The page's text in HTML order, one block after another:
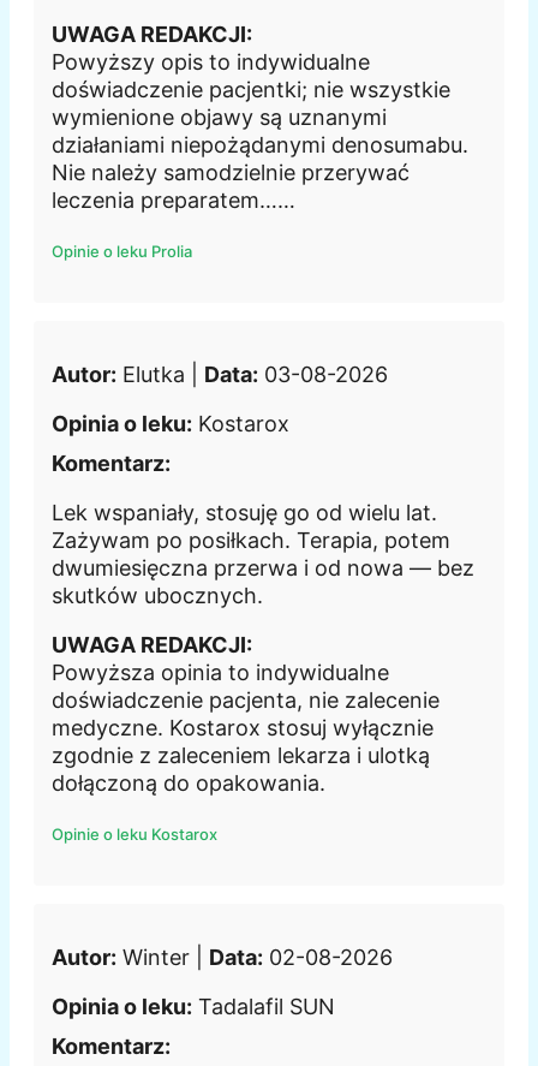
UWAGA REDAKCJI:
Powyższy opis to indywidualne
doświadczenie pacjentki; nie wszystkie
wymienione objawy są uznanymi
działaniami niepożądanymi denosumabu.
Nie należy samodzielnie przerywać
leczenia preparatem……
Opinie o leku Prolia
Autor: Elutka | Data: 03-08-2026
Opinia o leku: Kostarox
Komentarz:
Lek wspaniały, stosuję go od wielu lat.
Zażywam po posiłkach. Terapia, potem
dwumiesięczna przerwa i od nowa — bez
skutków ubocznych.
UWAGA REDAKCJI:
Powyższa opinia to indywidualne
doświadczenie pacjenta, nie zalecenie
medyczne. Kostarox stosuj wyłącznie
zgodnie z zaleceniem lekarza i ulotką
dołączoną do opakowania.
Opinie o leku Kostarox
Autor: Winter | Data: 02-08-2026
Opinia o leku: Tadalafil SUN
Komentarz: